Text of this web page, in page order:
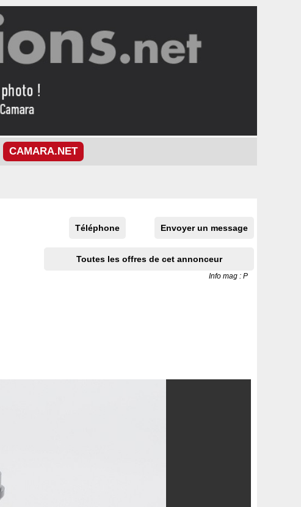
CAMARA.NET
Téléphone Envoyer un message
Toutes les offres de cet annonceur
Info mag : P